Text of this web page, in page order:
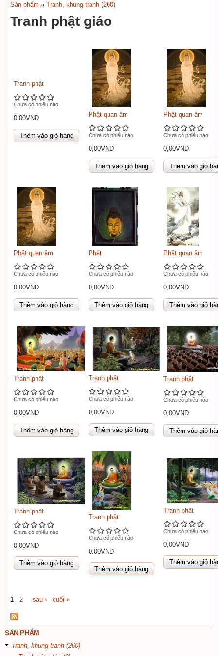
FINEART
Bạn đang ở đây
Sản phẩm » Tranh, khung tranh (260)
Tranh phật giáo
Tranh phật
Chưa có phiếu nào
0,00VND Phật quan âm
Chưa có phiếu nào
0,00VND
Phật quan âm
Chưa có phiếu nào
0,00VND
Phật quan âm
Chưa có phiếu nào
0,00VND
Phật
Chưa có phiếu nào
0,00VND
Phật quan âm
Chưa có phiếu nào
0,00VND
Tranh phật
Chưa có phiếu nào
0,00VND
Tranh phật
Chưa có phiếu nào
0,00VND
Tranh phật
Chưa có phiếu nào
0,00VND
Tranh phật
Chưa có phiếu nào
0,00VND
Tranh phật
Chưa có phiếu nào
0,00VND
Tranh phật
Chưa có phiếu nào
0,00VND
Trang
1 2 sau › cuối »
SẢN PHẨM
Tranh, khung tranh (260)